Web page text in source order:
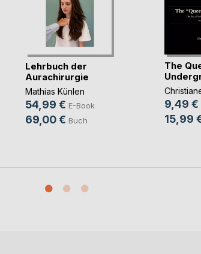
Lehrbuch der
Aurachirurgie
Mathias Künlen
54,99 € E-Book
69,00 € Buch
The
9,49 €
15,99